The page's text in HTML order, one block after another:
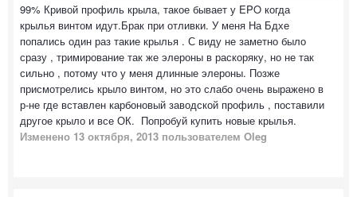
99% Кривой профиль крыла, такое бывает у EPO когда
крылья винтом идут.Брак при отливки. У меня На Бдхе
попались один раз такие крылья . С виду не заметно было
сразу , тримирование так же элероны в раскоряку, но не так
сильно , потому что у меня длинные элероны. Позже
присмотрелись крыло винтом, но это слабо очень выражено в
р-не где вставлен карбоновый заводской профиль , поставили
другое крыло и все ОК. Попробуй купить новые крылья.
Изменено 13 октября, 2013 пользователем Oleg